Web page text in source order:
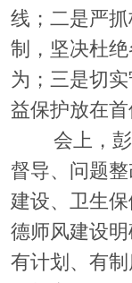
线；二是严
制，坚决杜
为；三是切
益保护放在首
会上，彭
督导、问题
建设、卫生
德师风建设
有计划、有制